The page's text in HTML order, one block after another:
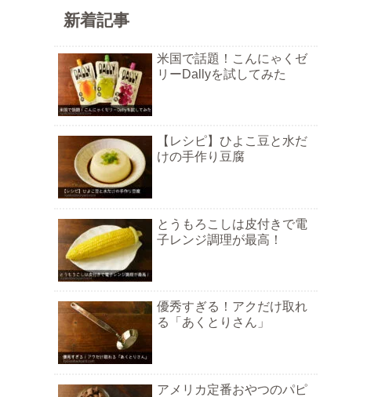
新着記事
米国で話題！こんにゃくゼ
リーDallyを試してみた
【レシピ】ひよこ豆と水だ
けの手作り豆腐
とうもろこしは皮付きで電
子レンジ調理が最高！
優秀すぎる！アクだけ取れ
る「あくとりさん」
アメリカ定番おやつのパピ